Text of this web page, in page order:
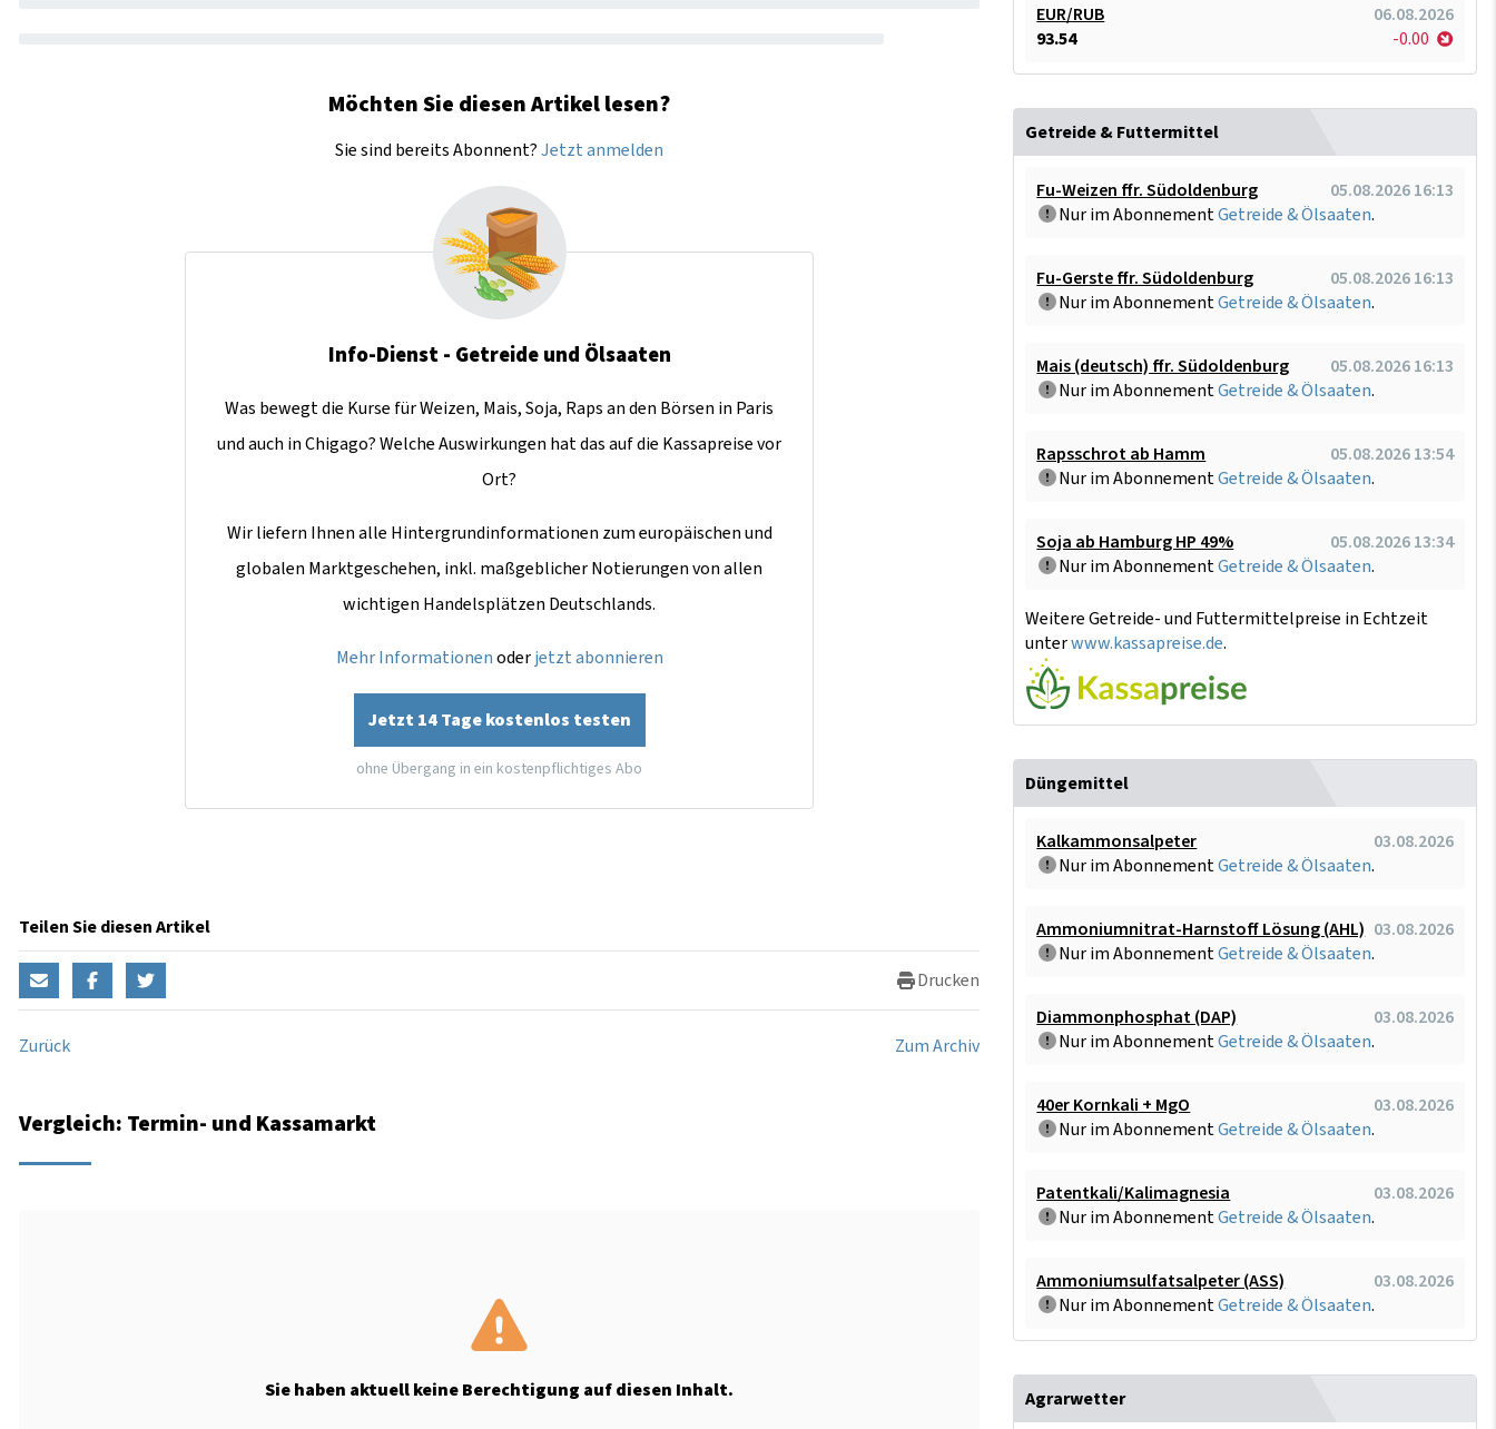
Möchten Sie diesen Artikel lesen?
Sie sind bereits Abonnent?Jetzt anmelden
Info-Dienst - Getreide und Ölsaaten
Was bewegt die Kurse für Weizen, Mais, Soja, Raps an den Börsen in Paris
und auch in Chigago? Welche Auswirkungen hat das auf die Kassapreise vor
Ort?
Wir liefern Ihnen alle Hintergrundinformationen zum europäischen und
globalen Marktgeschehen, inkl. maßgeblicher Notierungen von allen
wichtigen Handelsplätzen Deutschlands.
Mehr Informationenoderjetzt abonnieren
Jetzt 14 Tage kostenlos testen
ohne Übergang in ein kostenpflichtiges Abo
Teilen Sie diesen Artikel
Drucken
Zurück Zum Archiv
Vergleich: Termin- und Kassamarkt
Sie haben aktuell keine Berechtigung auf diesen Inhalt.
EUR/RUB
06.08.2026
93.54
-0.00
Getreide & Futtermittel
Fu-Weizen ffr. Südoldenburg
05.08.2026 16:13
Nur im AbonnementGetreide & Ölsaaten.
Fu-Gerste ffr. Südoldenburg
05.08.2026 16:13
Nur im AbonnementGetreide & Ölsaaten.
Mais (deutsch) ffr. Südoldenburg
05.08.2026 16:13
Nur im AbonnementGetreide & Ölsaaten.
Rapsschrot ab Hamm
05.08.2026 13:54
Nur im AbonnementGetreide & Ölsaaten.
Soja ab Hamburg HP 49%
05.08.2026 13:34
Nur im AbonnementGetreide & Ölsaaten.
Weitere Getreide- und Futtermittelpreise in Echtzeit
unterwww.kassapreise.de.
Düngemittel
Kalkammonsalpeter
03.08.2026
Nur im AbonnementGetreide & Ölsaaten.
Ammoniumnitrat-Harnstoff Lösung (AHL) 03.08.2026
Nur im AbonnementGetreide & Ölsaaten.
Diammonphosphat (DAP)
03.08.2026
Nur im AbonnementGetreide & Ölsaaten.
40er Kornkali + MgO
03.08.2026
Nur im AbonnementGetreide & Ölsaaten.
Patentkali/Kalimagnesia
03.08.2026
Nur im AbonnementGetreide & Ölsaaten.
Ammoniumsulfatsalpeter (ASS)
03.08.2026
Nur im AbonnementGetreide & Ölsaaten.
Agrarwetter